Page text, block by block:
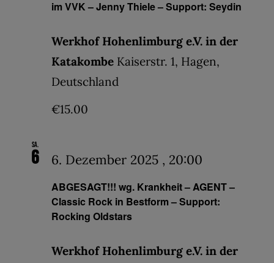
im VVK – Jenny Thiele – Support: Seydin
Werkhof Hohenlimburg e.V. in der
Katakombe Kaiserstr. 1, Hagen,
Deutschland
€15.00
Sa.
6
ABGESAGT!!! wg. Krankheit – AGENT –
Classic Rock in Bestform – Support:
Rocking Oldstars
6. Dezember 2025 , 20:00
Werkhof Hohenlimburg e.V. in der